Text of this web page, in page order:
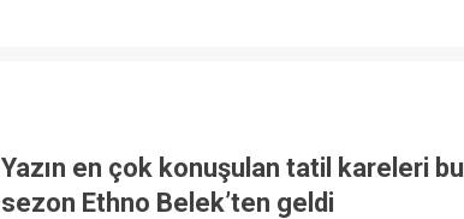
Yazın en çok konuşulan tatil kareleri bu
sezon Ethno Belek’ten geldi